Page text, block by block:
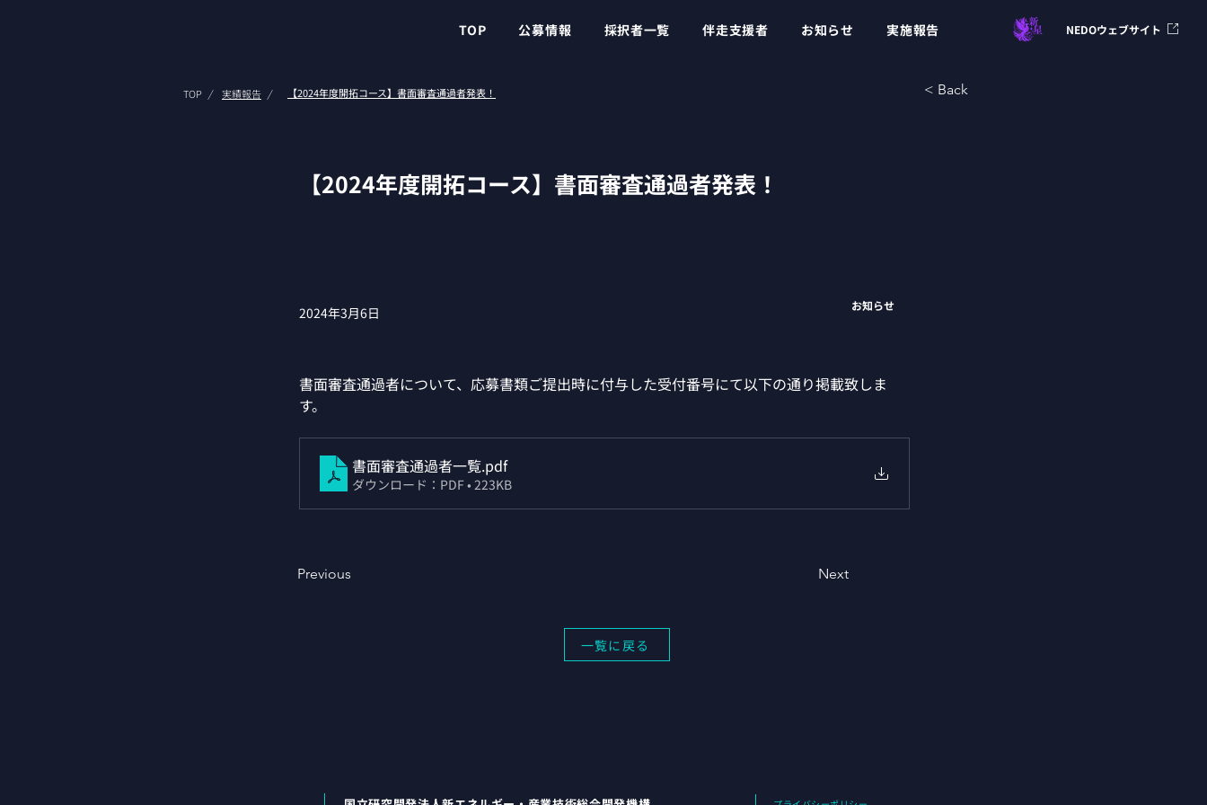
TOP 公募情報 採択者一覧 伴走支援者 お知らせ 実施報告 NEDOウェブサイト
TOP / 実績報告 / 【2024年度開拓コース】書面審査通過者発表！ < Back
【2024年度開拓コース】書面審査通過者発表！
2024年3月6日 お知らせ
書面審査通過者について、応募書類ご提出時に付与した受付番号にて以下の通り掲載致しま
す。
書面審査通過者一覧.pdf
ダウンロード：PDF • 223KB
Previous Next
一覧に戻る